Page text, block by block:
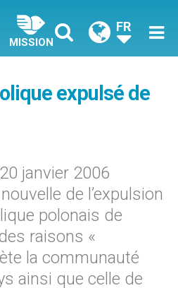
MISSION
FR
expulsé de
janvier 2006
de l’expulsion
polonais de
raisons «
la communauté
ainsi que celle de